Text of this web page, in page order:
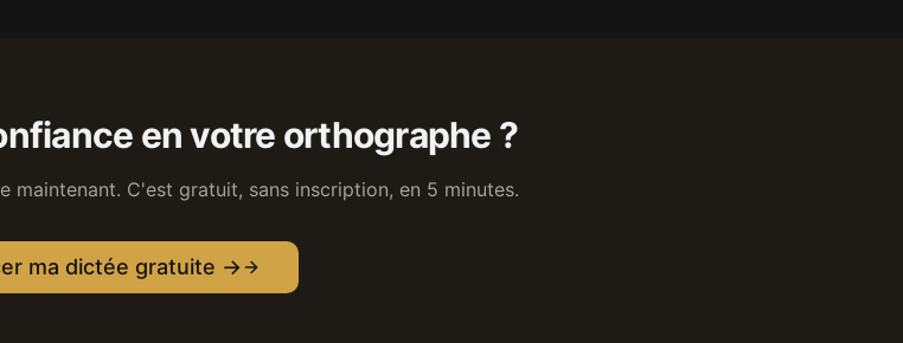
en votre orthographe ?
maintenant. C'est gratuit, sans inscription, en 5 minutes.
ma dictée gratuite →